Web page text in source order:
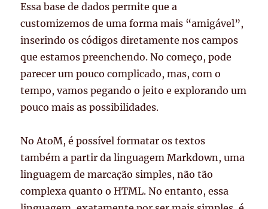
Essa base de dados permite que a
customizemos de uma forma mais “amigável”,
inserindo os códigos diretamente nos campos
que estamos preenchendo. No começo, pode
parecer um pouco complicado, mas, com o
tempo, vamos pegando o jeito e explorando um
pouco mais as possibilidades.
No AtoM, é possível formatar os textos
também a partir da linguagem Markdown, uma
linguagem de marcação simples, não tão
complexa quanto o HTML. No entanto, essa